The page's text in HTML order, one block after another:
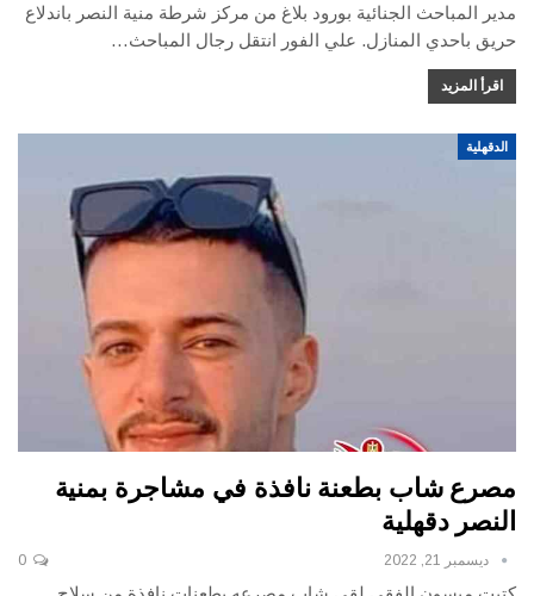
مدير المباحث الجنائية بورود بلاغ من مركز شرطة منية النصر باندلاع
حريق باحدي المنازل. علي الفور انتقل رجال المباحث…
اقرأ المزيد
الدقهلية
مصرع شاب بطعنة نافذة في مشاجرة بمنية
النصر دقهلية
ديسمبر 21, 2022